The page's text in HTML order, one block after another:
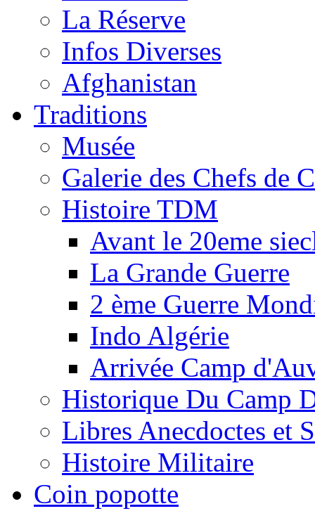
La Réserve
Infos Diverses
Afghanistan
Traditions
Musée
Galerie des Chefs de
Histoire TDM
Avant le 20eme
La Grande Guerre
2 ème Guerre
Indo Algérie
Arrivée Camp
Historique Du Camp
Libres Anecdoctes et
Histoire Militaire
Coin popotte